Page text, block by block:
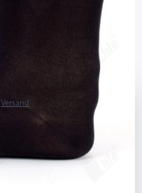
Versand
9,49 €
(0,50 € Ersparnis pro Stk.)